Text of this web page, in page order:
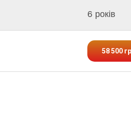
6 років
58 500